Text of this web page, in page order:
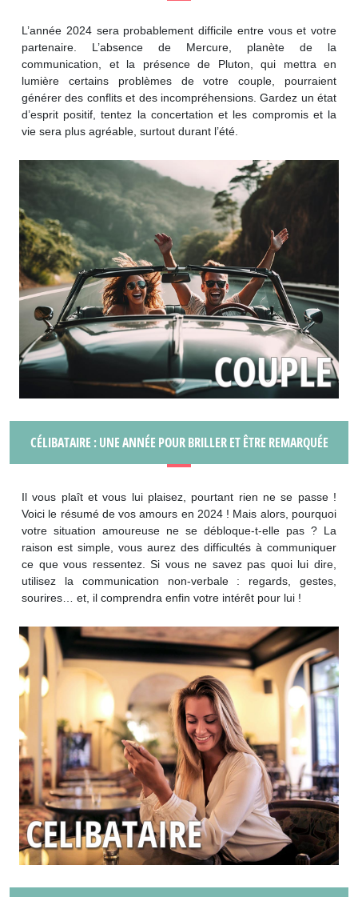
L’année 2024 sera probablement difficile entre vous et votre
partenaire. L’absence de Mercure, planète de la
communication, et la présence de Pluton, qui mettra en
lumière certains problèmes de votre couple, pourraient
générer des conflits et des incompréhensions. Gardez un état
d’esprit positif, tentez la concertation et les compromis et la
vie sera plus agréable, surtout durant l’été.
CÉLIBATAIRE : UNE ANNÉE POUR BRILLER ET ÊTRE REMARQUÉE
Il vous plaît et vous lui plaisez, pourtant rien ne se passe !
Voici le résumé de vos amours en 2024 ! Mais alors, pourquoi
votre situation amoureuse ne se débloque-t-elle pas ? La
raison est simple, vous aurez des difficultés à communiquer
ce que vous ressentez. Si vous ne savez pas quoi lui dire,
utilisez la communication non-verbale : regards, gestes,
sourires… et, il comprendra enfin votre intérêt pour lui !